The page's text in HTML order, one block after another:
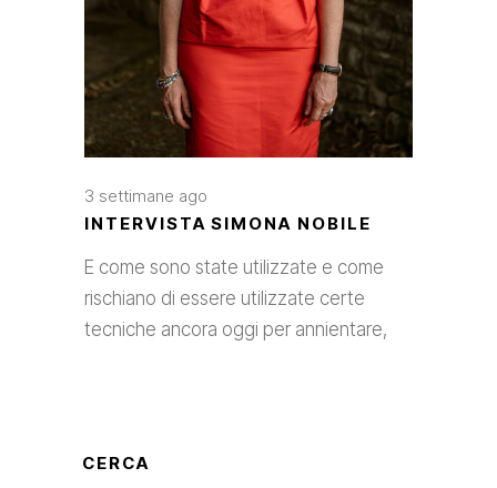
3 settimane ago
INTERVISTA SIMONA NOBILE
E come sono state utilizzate e come
rischiano di essere utilizzate certe
tecniche ancora oggi per annientare,
CERCA